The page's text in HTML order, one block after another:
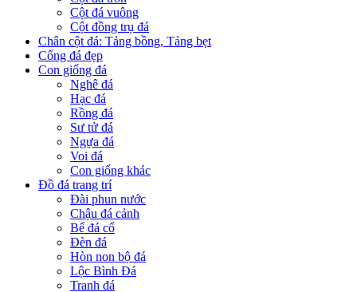
Cột đá vuông
Cột đồng trụ đá
Chân cột đá: Tảng bồng, Tảng bẹt
Cổng đá đẹp
Con giống đá
Nghê đá
Hạc đá
Rồng đá
Sư tử đá
Ngựa đá
Voi đá
Con giống khác
Đồ đá trang trí
Đài phun nước
Chậu đá cảnh
Bể đá cổ
Đèn đá
Hòn non bộ đá
Lộc Bình Đá
Tranh đá